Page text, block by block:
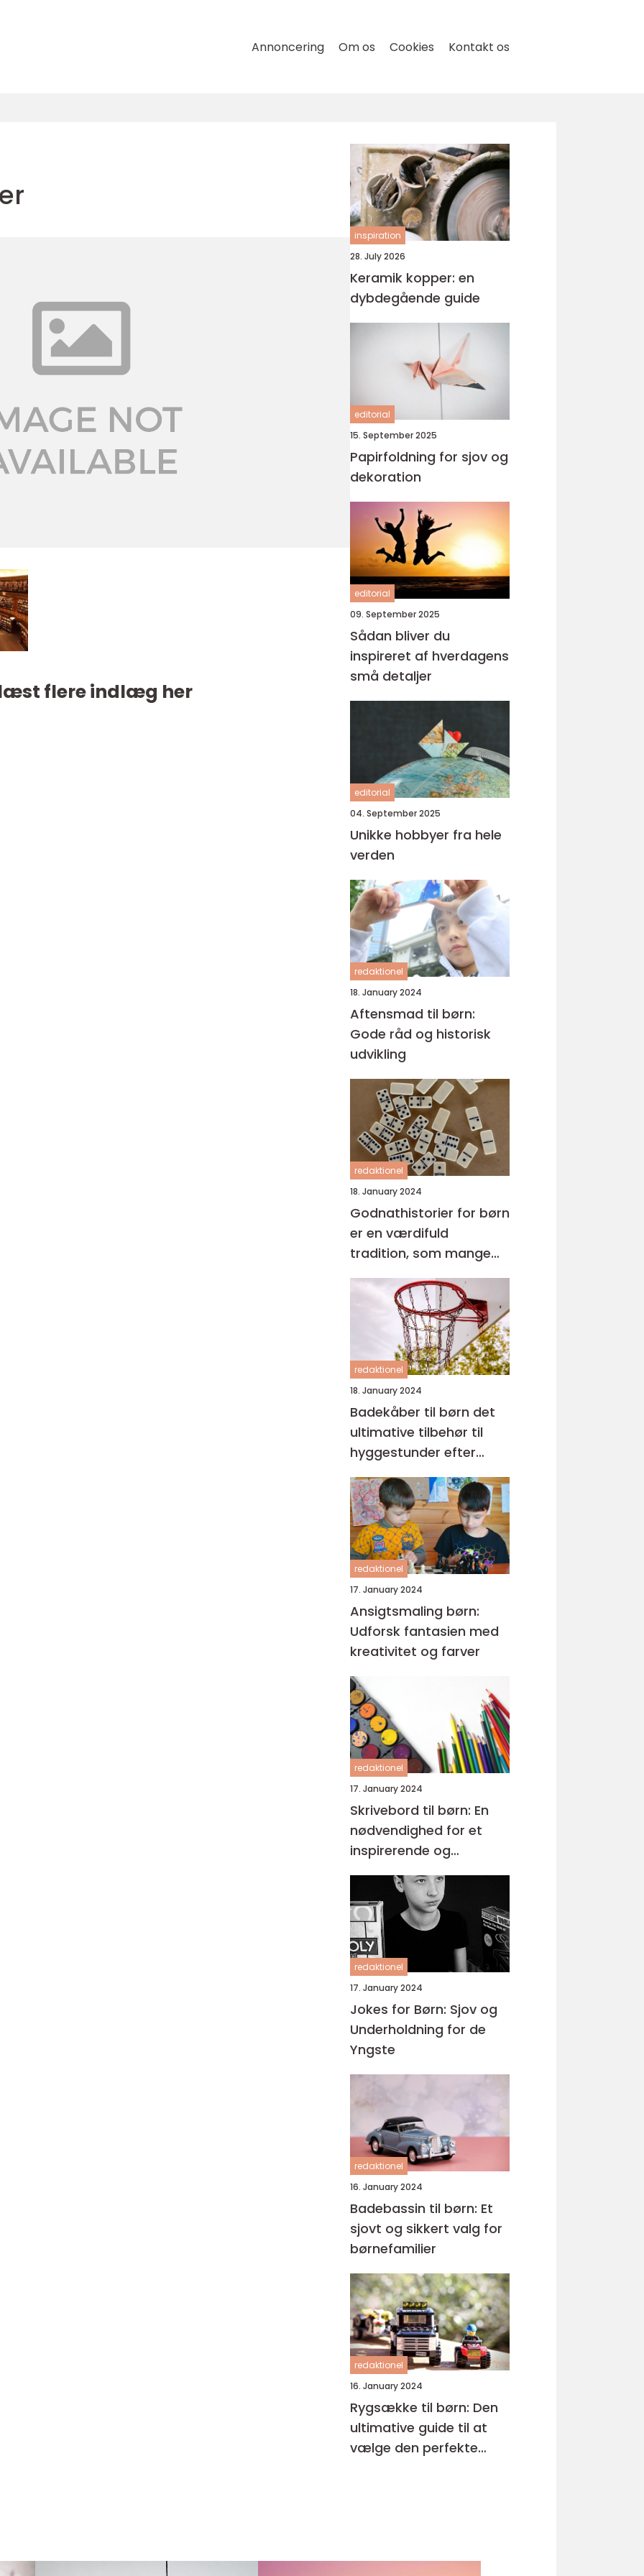
Annoncering Om os Cookies Kontakt os
flere indlæg her
inspiration
28. July 2026
Keramik kopper: en
dybdegående guide
editorial
15. September 2025
Papirfoldning for sjov og
dekoration
editorial
09. September 2025
Sådan bliver du
inspireret af hverdagens
små detaljer
editorial
04. September 2025
Unikke hobbyer fra hele
verden
redaktionel
18. January 2024
Aftensmad til børn:
Gode råd og historisk
udvikling
redaktionel
18. January 2024
Godnathistorier for børn
er en værdifuld
tradition, som mange
forældre praktiserer for
at skabe ro og tryghed
omkring sengetid
redaktionel
18. January 2024
Badekåber til børn det
ultimative tilbehør til
hyggestunder efter
badet
redaktionel
17. January 2024
Ansigtsmaling børn:
Udforsk fantasien med
kreativitet og farver
redaktionel
17. January 2024
Skrivebord til børn: En
nødvendighed for et
inspirerende og
funktionelt læringsmiljø
redaktionel
17. January 2024
Jokes for Børn: Sjov og
Underholdning for de
Yngste
redaktionel
16. January 2024
Badebassin til børn: Et
sjovt og sikkert valg for
børnefamilier
redaktionel
16. January 2024
Rygsække til børn: Den
ultimative guide til at
vælge den perfekte